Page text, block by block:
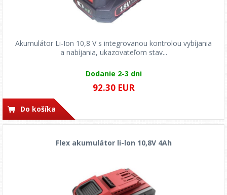
Akumulátor Li-Ion 10,8 V s integrovanou kontrolou vybíjania
a nabíjania, ukazovateľom stav...
Dodanie 2-3 dni
92.30 EUR
Do košíka
Flex akumulátor li-lon 10,8V 4Ah